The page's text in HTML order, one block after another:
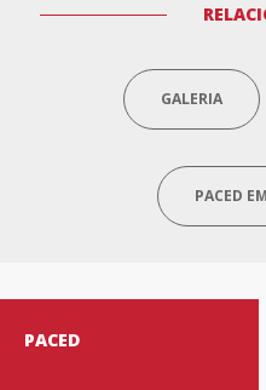
GALERIA
PACED
PACED